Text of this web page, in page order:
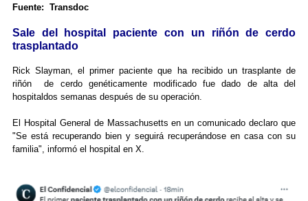
Fuente: Transdoc
Sale del hospital paciente con un riñón de cerdo
trasplantado
Rick Slayman, el primer paciente que ha recibido un trasplante de
riñón de cerdo genéticamente modificado fue dado de alta del
hospitaldos semanas después de su operación.
El Hospital General de Massachusetts en un comunicado declaro que
"Se está recuperando bien y seguirá recuperándose en casa con su
familia", informó el hospital en X.